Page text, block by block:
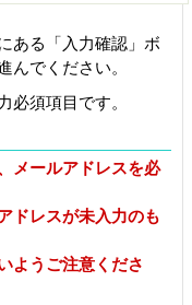
ある「入力確認」ボ
んでください。
必須項目です。
メールアドレスを必
ドレスが未入力のも
ようご注意くださ